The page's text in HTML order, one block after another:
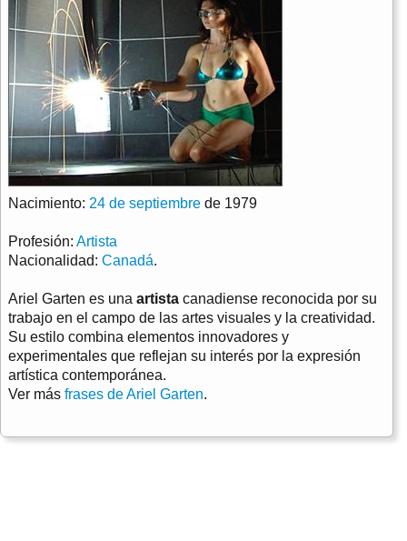
Nacimiento: 24 de septiembre de 1979
Profesión: Artista
Nacionalidad: Canadá.
Ariel Garten es una artista canadiense reconocida por su
trabajo en el campo de las artes visuales y la creatividad.
Su estilo combina elementos innovadores y
experimentales que reflejan su interés por la expresión
artística contemporánea.
Ver más frases de Ariel Garten.